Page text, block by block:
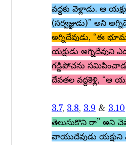
వద్దకు వెళ్లాడు. ఆ
(సర్వజ్ఞుడు)” అని
అగ్నిదేవుడు, “ఈ
యక్షుడు అగ్నిదేవుని
గడ్డిపోచను
దేవతల వద్దకెళ్లి, “ఆ
3.7, 3.8, 3.9 & 3.10
తెలుసుకొని రా” అని
వాయుదేవుడు యక్షుని